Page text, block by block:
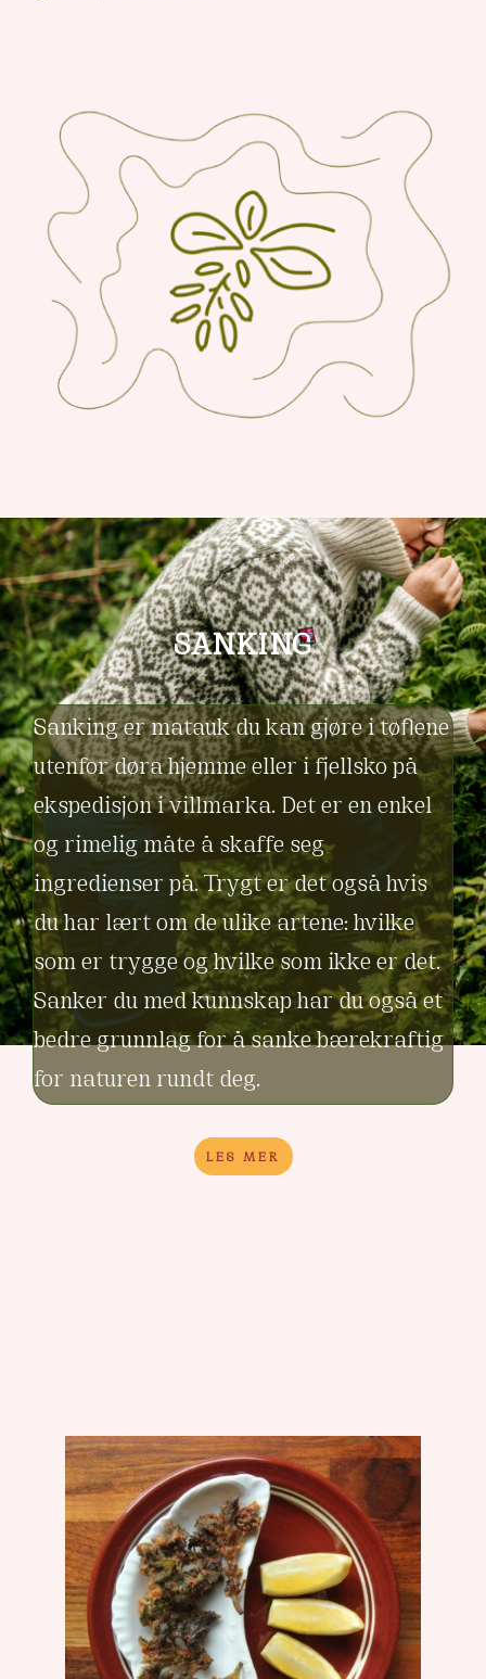
SANKING
Sanking er matauk du kan gjøre i tøflene
utenfor døra hjemme eller i fjellsko på
ekspedisjon i villmarka. Det er en enkel
og rimelig måte å skaffe seg
ingredienser på. Trygt er det også hvis
du har lært om de ulike artene: hvilke
som er trygge og hvilke som ikke er det.
Sanker du med kunnskap har du også et
bedre grunnlag for å sanke bærekraftig
for naturen rundt deg.
LES MER